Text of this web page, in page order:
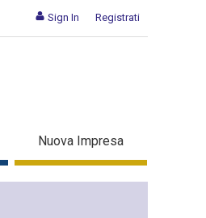
Sign In Registrati
Nuova Impresa